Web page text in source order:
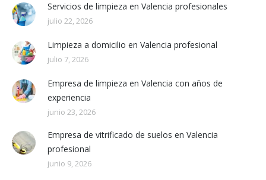
Servicios de limpieza en Valencia profesionales
julio 22, 2026
Limpieza a domicilio en Valencia profesional
julio 7, 2026
Empresa de limpieza en Valencia con años de
experiencia
junio 23, 2026
Empresa de vitrificado de suelos en Valencia
profesional
junio 9, 2026